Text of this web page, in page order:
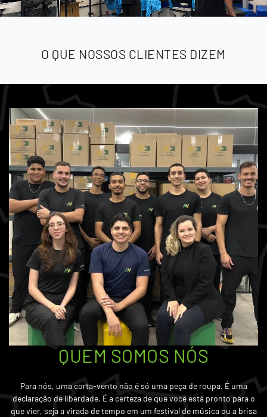
O QUE NOSSOS CLIENTES DIZEM
QUEM SOMOS NÓS
Para nós, uma corta-vento não é só uma peça de roupa. É uma
declaração de liberdade. É a certeza de que você está pronto para o
que vier, seja a virada de tempo em um festival de música ou a brisa